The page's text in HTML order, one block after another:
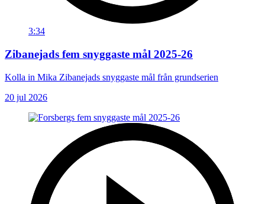
3:34
Zibanejads fem snyggaste mål 2025-26
Kolla in Mika Zibanejads snyggaste mål från grundserien
20 jul 2026